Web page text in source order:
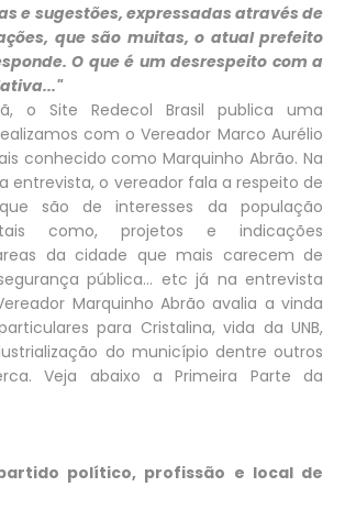
e sugestões, expressadas através de
que são muitas, o atual prefeito
O que é um desrespeito com a
o Site Redecol Brasil publica uma
com o Vereador Marco Aurélio
conhecido como Marquinho Abrão. Na
entrevista, o vereador fala a respeito de
são de interesses da população
tais como, projetos e indicações
da cidade que mais carecem de
pública... etc já na entrevista
Marquinho Abrão avalia a vinda
para Cristalina, vida da UNB,
do município dentre outros
Veja abaixo a Primeira Parte da
político, profissão e local de